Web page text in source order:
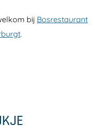
bij Bosrestaurant
.